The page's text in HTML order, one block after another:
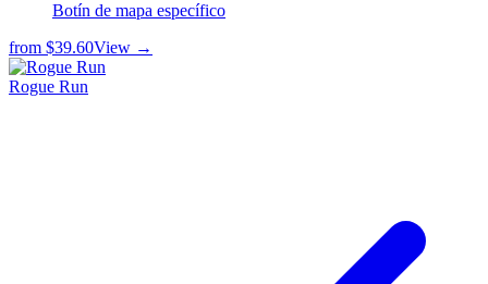
Botín de mapa específico
from $39.60View →
Rogue Run